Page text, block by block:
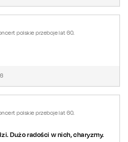
klarnet
polskie przeboje lat 60.
polskie przeboje lat 60.
Dużo radości w nich, charyzmy.